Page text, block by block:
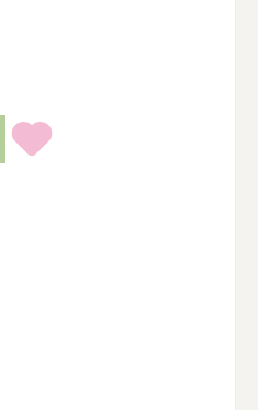
benutze die Schaltflächen um